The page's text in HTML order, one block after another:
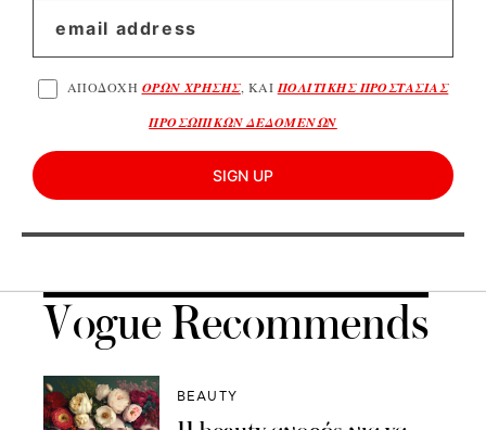
ΑΠΟΔΟΧΗ ΟΡΩΝ ΧΡΗΣΗΣ, ΚΑΙΠΟΛΙΤΙΚΗΣ ΠΡΟΣΤΑΣΙΑΣ
ΠΡΟΣΩΠΙΚΩΝ ΔΕΔΟΜΕΝΩΝ
SIGN UP
Vogue Recommends
BEAUTY